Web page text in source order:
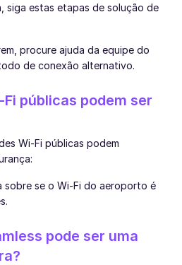
siga estas etapas de solução de
procure ajuda da equipe do
de conexão alternativo.
públicas podem ser
Wi-Fi públicas podem
sobre se o Wi-Fi do aeroporto é
pode ser uma